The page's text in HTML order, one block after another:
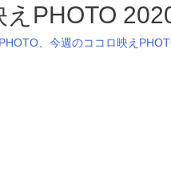
PHOTO
、今週のココロ映え